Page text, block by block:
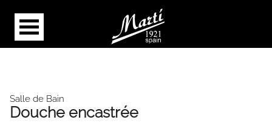
Salle de Bain
Douche encastrée